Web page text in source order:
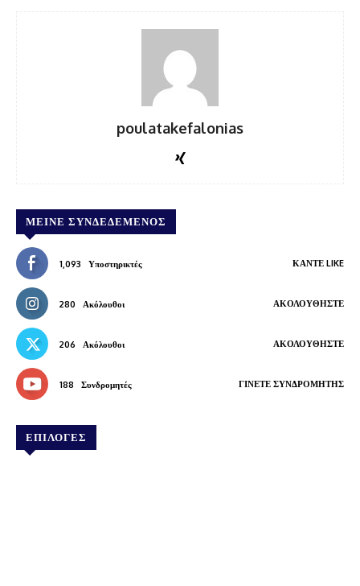
poulatakefalonias
ΜΕΊΝΕ ΣΥΝΔΕΔΕΜΈΝΟΣ
1,093 Υποστηρικτές ΚΆΝΤΕ LIKE
280 Ακόλουθοι ΑΚΟΛΟΥΘΉΣΤΕ
206 Ακόλουθοι ΑΚΟΛΟΥΘΉΣΤΕ
188 Συνδρομητές ΓΊΝΕΤΕ ΣΥΝΔΡΟΜΗΤΉΣ
ΕΠΙΛΟΓΕΣ